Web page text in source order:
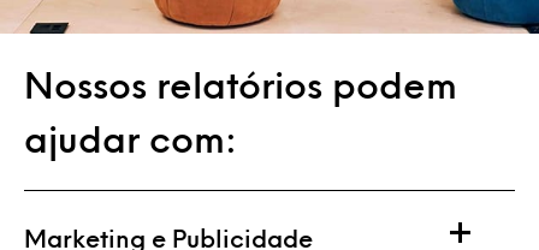
Nossos relatórios podem
ajudar com:
Marketing e Publicidade